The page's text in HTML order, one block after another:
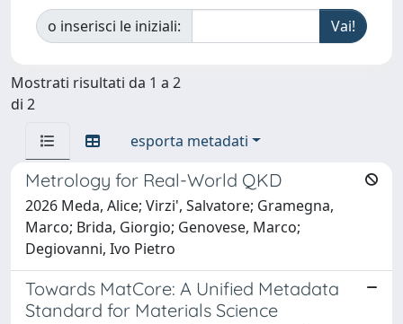
o inserisci le iniziali:
Mostrati risultati da 1 a 2
di 2
esporta metadati
Metrology for Real-World QKD
2026 Meda, Alice; Virzi', Salvatore; Gramegna,
Marco; Brida, Giorgio; Genovese, Marco;
Degiovanni, Ivo Pietro
Towards MatCore: A Unified Metadata
Standard for Materials Science